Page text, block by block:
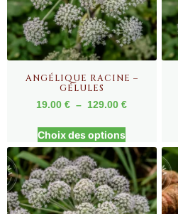
ANGÉLIQUE RACINE –
GÉLULES
19.00€ – 129.00€
Choix des options